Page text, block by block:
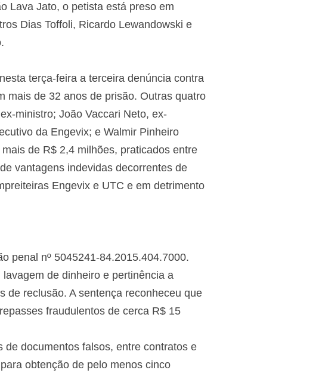
Lava Jato, o petista está preso em
Dias Toffoli, Ricardo Lewandowski e
terça-feira a terceira denúncia contra
mais de 32 anos de prisão. Outras quatro
ministro; João Vaccari Neto, ex-
da Engevix; e Walmir Pinheiro
de R$ 2,4 milhões, praticados entre
vantagens indevidas decorrentes de
Engevix e UTC e em detrimento
penal nº 5045241-84.2015.404.7000.
de dinheiro e pertinência a
de reclusão. A sentença reconheceu que
fraudulentos de cerca R$ 15
documentos falsos, entre contratos e
obtenção de pelo menos cinco